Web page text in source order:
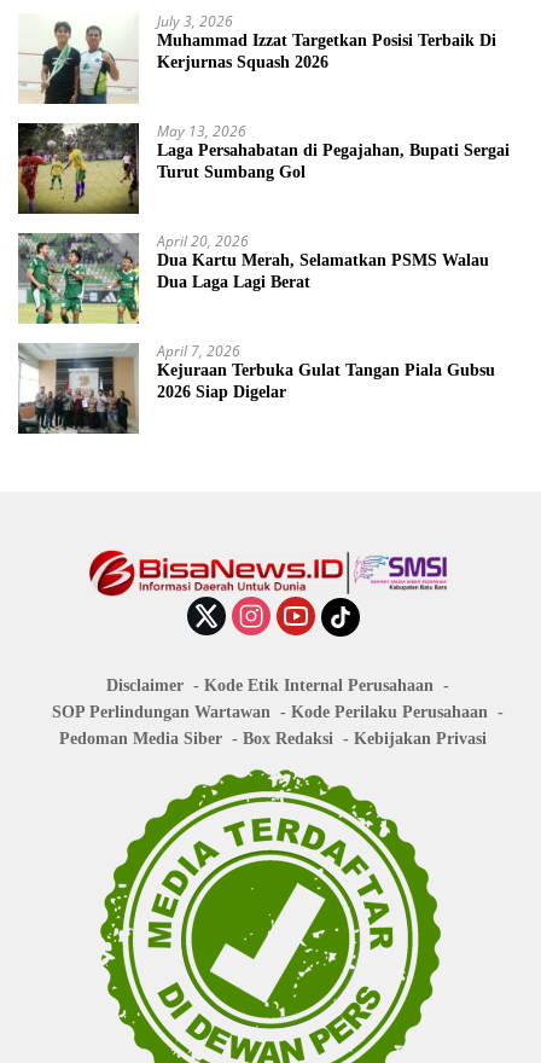
July 3, 2026
Muhammad Izzat Targetkan Posisi Terbaik Di
Kerjurnas Squash 2026
May 13, 2026
Laga Persahabatan di Pegajahan, Bupati Sergai
Turut Sumbang Gol
April 20, 2026
Dua Kartu Merah, Selamatkan PSMS Walau
Dua Laga Lagi Berat
April 7, 2026
Kejuraan Terbuka Gulat Tangan Piala Gubsu
2026 Siap Digelar
Disclaimer
Kode Etik Internal Perusahaan
SOP Perlindungan Wartawan
Kode Perilaku Perusahaan
Pedoman Media Siber
Box Redaksi Kebijakan Privasi